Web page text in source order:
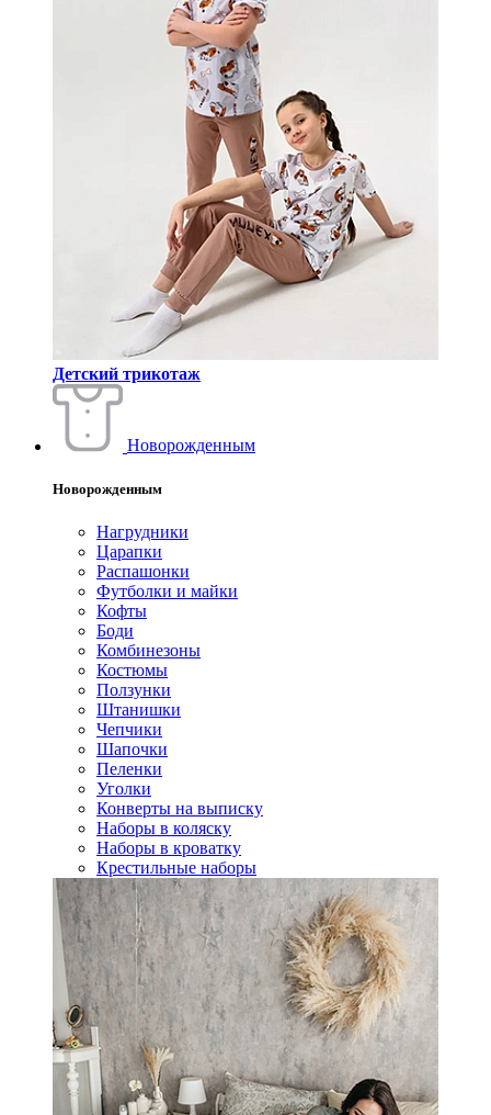
Детский трикотаж
Новорожденным
Новорожденным
Нагрудники
Царапки
Распашонки
Футболки и майки
Кофты
Боди
Комбинезоны
Костюмы
Ползунки
Штанишки
Чепчики
Шапочки
Пеленки
Уголки
Конверты на выписку
Наборы в коляску
Наборы в кроватку
Крестильные наборы